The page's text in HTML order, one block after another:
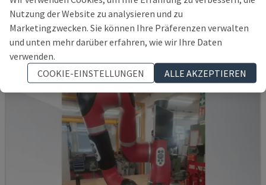
KUKA - ROBOTERARM
ITALIEN 2016
14.000 €
Nutzung der Website zu analysieren und zu
Marketingzwecken. Sie können Ihre Präferenzen verwalten
und unten mehr darüber erfahren, wie wir Ihre Daten
verwenden.
COOKIE-EINSTELLUNGEN
ALLE AKZEPTIEREN